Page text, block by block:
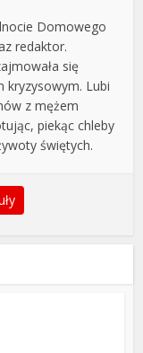
Domowego
redaktor.
się
kryzysowym. Lubi
z mężem
piekąc chleby
świętych.